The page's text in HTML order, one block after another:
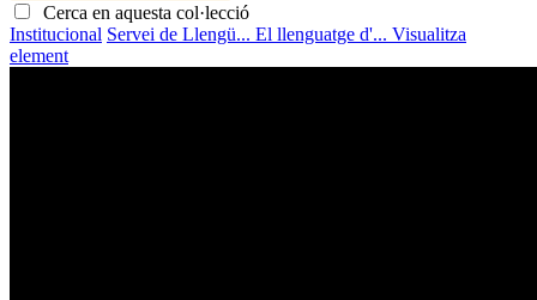
Cerca en aquesta col·lecció
Institucional Servei de Llengü... El llenguatge d'... Visualitza
element